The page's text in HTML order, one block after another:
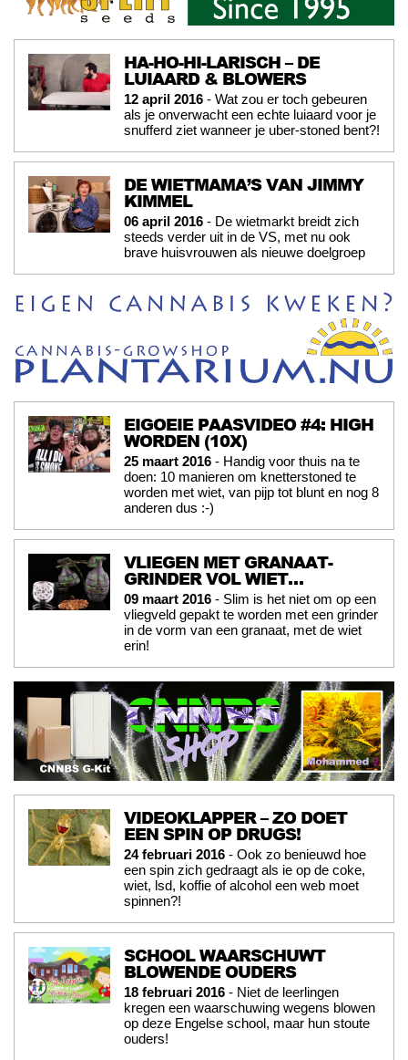
HA-HO-HI-LARISCH – DE
LUIAARD & BLOWERS
12 april 2016 - Wat zou er toch gebeuren
als je onverwacht een echte luiaard voor je
snufferd ziet wanneer je uber-stoned bent?!
DE WIETMAMA’S VAN JIMMY
KIMMEL
06 april 2016 - De wietmarkt breidt zich
steeds verder uit in de VS, met nu ook
brave huisvrouwen als nieuwe doelgroep
EIGOEIE PAASVIDEO #4: HIGH
WORDEN (10X)
25 maart 2016 - Handig voor thuis na te
doen: 10 manieren om knetterstoned te
worden met wiet, van pijp tot blunt en nog 8
anderen dus :-)
VLIEGEN MET GRANAAT-
GRINDER VOL WIET…
09 maart 2016 - Slim is het niet om op een
vliegveld gepakt te worden met een grinder
in de vorm van een granaat, met de wiet
erin!
VIDEOKLAPPER – ZO DOET
EEN SPIN OP DRUGS!
24 februari 2016 - Ook zo benieuwd hoe
een spin zich gedraagt als ie op de coke,
wiet, lsd, koffie of alcohol een web moet
spinnen?!
SCHOOL WAARSCHUWT
BLOWENDE OUDERS
18 februari 2016 - Niet de leerlingen
kregen een waarschuwing wegens blowen
op deze Engelse school, maar hun stoute
ouders!